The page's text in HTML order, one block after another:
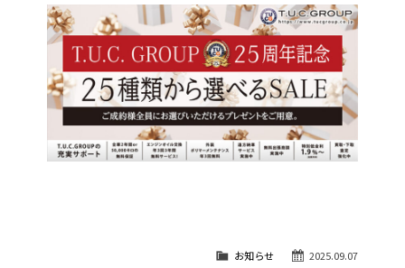
2025.09.07
お知らせ